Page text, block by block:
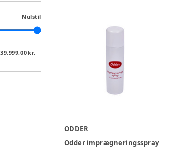
Nulstil
39.999,00 kr.
ODDER
Odder imprægneringsspray